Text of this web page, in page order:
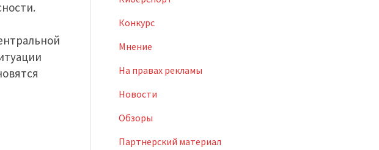
Конкурс
Мнение
На правах рекламы
Новости
Обзоры
Партнерский материал